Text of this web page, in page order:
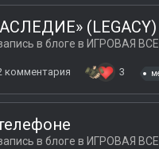
в блоге в ИГРОВАЯ
комментария 3
в блоге в ИГРОВАЯ